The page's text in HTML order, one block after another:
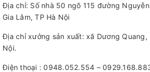
Địa chỉ: Số nhà 50 ngõ 115 đường
Gia Lâm, TP Hà Nội
Địa chỉ xưởng sản xuất: xã Dương Quang,
Nội.
Điện thoại : 0948.052.554 –